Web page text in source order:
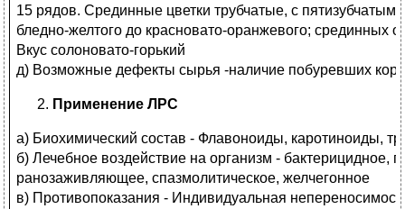
15 рядов. Срединные цветки трубчатые, с пятизубчатым
бледно-желтого до красновато-оранжевого; срединных
Вкус солоновато-горький
д) Возможные дефекты сырья -наличие побуревших
Применение ЛРС
а) Биохимический состав - Флавоноиды, каротиноиды,
б) Лечебное воздействие на организм - бактерицидное,
ранозаживляющее, спазмолитическое, желчегонное
в) Противопоказания - Индивидуальная